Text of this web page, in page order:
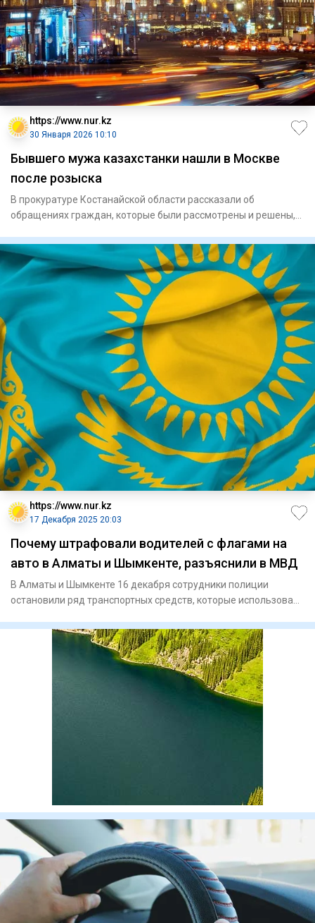
https://www.nur.kz
30 Января 2026 10:10
Бывшего мужа казахстанки нашли в Москве
после розыска
В прокуратуре Костанайской области рассказали об
обращениях граждан, которые были рассмотрены и решены,
https://www.nur.kz
17 Декабря 2025 20:03
Почему штрафовали водителей с флагами на
авто в Алматы и Шымкенте, разъяснили в МВД
В Алматы и Шымкенте 16 декабря сотрудники полиции
остановили ряд транспортных средств, которые использовали